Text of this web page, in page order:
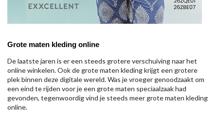
Grote maten kleding online
De laatste jaren is er een steeds grotere verschuiving naar het
online winkelen. Ook de grote maten kleding krijgt een grotere
plek binnen deze digitale wereld. Was je vroeger genoodzaakt om
een eind te rijden voor je een grote maten speciaalzaak had
gevonden, tegenwoordig vind je steeds meer grote maten kleding
online.